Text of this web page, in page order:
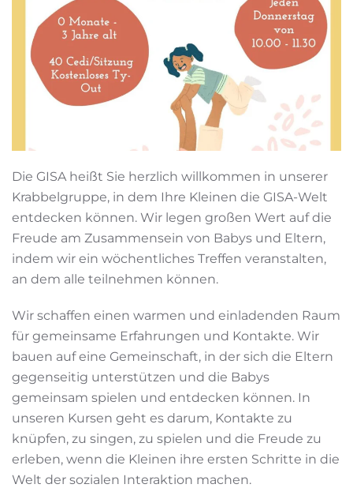
Die GISA heißt Sie herzlich willkommen in unserer
Krabbelgruppe, in dem Ihre Kleinen die GISA-Welt
entdecken können. Wir legen großen Wert auf die
Freude am Zusammensein von Babys und Eltern,
indem wir ein wöchentliches Treffen veranstalten,
an dem alle teilnehmen können.
Wir schaffen einen warmen und einladenden Raum
für gemeinsame Erfahrungen und Kontakte. Wir
bauen auf eine Gemeinschaft, in der sich die Eltern
gegenseitig unterstützen und die Babys
gemeinsam spielen und entdecken können. In
unseren Kursen geht es darum, Kontakte zu
knüpfen, zu singen, zu spielen und die Freude zu
erleben, wenn die Kleinen ihre ersten Schritte in die
Welt der sozialen Interaktion machen.